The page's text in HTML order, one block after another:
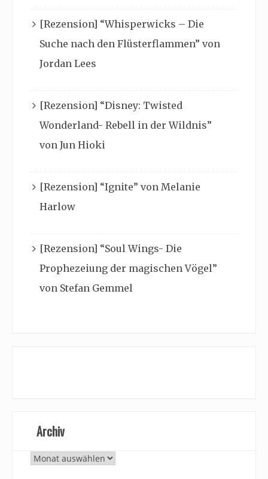
[Rezension] “Whisperwicks – Die
Suche nach den Flüsterflammen” von
Jordan Lees
[Rezension] “Disney: Twisted
Wonderland- Rebell in der Wildnis”
von Jun Hioki
[Rezension] “Ignite” von Melanie
Harlow
[Rezension] “Soul Wings- Die
Prophezeiung der magischen Vögel”
von Stefan Gemmel
Archiv
Archiv